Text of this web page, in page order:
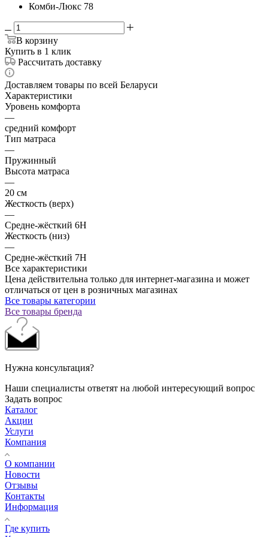
Комби-Люкс 78
В корзину
Купить в 1 клик
Рассчитать доставку
Доставляем товары по всей Беларуси
Характеристики
Уровень комфорта
—
средний комфорт
Тип матраса
—
Пружинный
Высота матраса
—
20 см
Жесткость (верх)
—
Средне-жёсткий 6H
Жесткость (низ)
—
Средне-жёсткий 7H
Все характеристики
Цена действительна только для интернет-магазина и может
отличаться от цен в розничных магазинах
Все товары категории
Все товары бренда
Нужна консультация?
Наши специалисты ответят на любой интересующий вопрос
Задать вопрос
Каталог
Акции
Услуги
Компания
О компании
Новости
Отзывы
Контакты
Информация
Где купить